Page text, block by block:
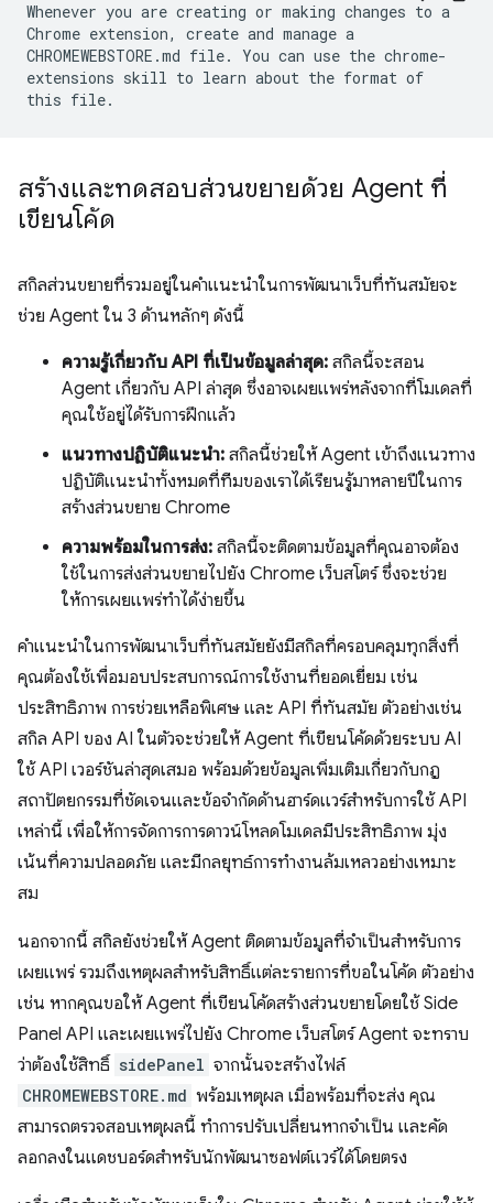
Whenever you are creating or making changes to a
Chrome extension, create and manage a
CHROMEWEBSTORE.md file. You can use the chrome-
extensions skill to learn about the format of
this file.
สร้างและทดสอบส่วนขยายด้วย Agent ที่
เขียนโค้ด
สกิลส่วนขยายที่รวมอยู่ในคำแนะนำในการพัฒนาเว็บที่ทันสมัยจะ
ช่วย Agent ใน 3 ด้านหลักๆ ดังนี้
ความรู้เกี่ยวกับ API ที่เป็นข้อมูลล่าสุด: สกิลนี้จะสอน
Agent เกี่ยวกับ API ล่าสุด ซึ่งอาจเผยแพร่หลังจากที่โมเดลที่
คุณใช้อยู่ได้รับการฝึกแล้ว
แนวทางปฏิบัติแนะนำ: สกิลนี้ช่วยให้ Agent เข้าถึงแนวทาง
ปฏิบัติแนะนำทั้งหมดที่ทีมของเราได้เรียนรู้มาหลายปีในการ
สร้างส่วนขยาย Chrome
ความพร้อมในการส่ง: สกิลนี้จะติดตามข้อมูลที่คุณอาจต้อง
ใช้ในการส่งส่วนขยายไปยัง Chrome เว็บสโตร์ ซึ่งจะช่วย
ให้การเผยแพร่ทำได้ง่ายขึ้น
คำแนะนำในการพัฒนาเว็บที่ทันสมัยยังมีสกิลที่ครอบคลุมทุกสิ่งที่
คุณต้องใช้เพื่อมอบประสบการณ์การใช้งานที่ยอดเยี่ยม เช่น
ประสิทธิภาพ การช่วยเหลือพิเศษ และ API ที่ทันสมัย ตัวอย่างเช่น
สกิล API ของ AI ในตัวจะช่วยให้ Agent ที่เขียนโค้ดด้วยระบบ AI
ใช้ API เวอร์ชันล่าสุดเสมอ พร้อมด้วยข้อมูลเพิ่มเติมเกี่ยวกับกฎ
สถาปัตยกรรมที่ชัดเจนและข้อจำกัดด้านฮาร์ดแวร์สำหรับการใช้ API
เหล่านี้ เพื่อให้การจัดการการดาวน์โหลดโมเดลมีประสิทธิภาพ มุ่ง
เน้นที่ความปลอดภัย และมีกลยุทธ์การทำงานล้มเหลวอย่างเหมาะ
สม
นอกจากนี้ สกิลยังช่วยให้ Agent ติดตามข้อมูลที่จำเป็นสำหรับการ
เผยแพร่ รวมถึงเหตุผลสำหรับสิทธิ์แต่ละรายการที่ขอในโค้ด ตัวอย่าง
เช่น หากคุณขอให้ Agent ที่เขียนโค้ดสร้างส่วนขยายโดยใช้ Side
Panel API และเผยแพร่ไปยัง Chrome เว็บสโตร์ Agent จะทราบ
ว่าต้องใช้สิทธิ์ sidePanel จากนั้นจะสร้างไฟล์
CHROMEWEBSTORE.md พร้อมเหตุผล เมื่อพร้อมที่จะส่ง คุณ
สามารถตรวจสอบเหตุผลนี้ ทำการปรับเปลี่ยนหากจำเป็น และคัด
ลอกลงในแดชบอร์ดสำหรับนักพัฒนาซอฟต์แวร์ได้โดยตรง